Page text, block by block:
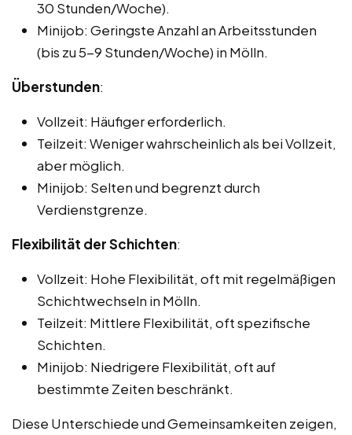
30 Stunden/Woche).
Minijob: Geringste Anzahl an Arbeitsstunden
(bis zu 5-9 Stunden/Woche) in Mölln.
Überstunden:
Vollzeit: Häufiger erforderlich.
Teilzeit: Weniger wahrscheinlich als bei Vollzeit,
aber möglich.
Minijob: Selten und begrenzt durch
Verdienstgrenze.
Flexibilität der Schichten:
Vollzeit: Hohe Flexibilität, oft mit regelmäßigen
Schichtwechseln in Mölln.
Teilzeit: Mittlere Flexibilität, oft spezifische
Schichten.
Minijob: Niedrigere Flexibilität, oft auf
bestimmte Zeiten beschränkt.
Diese Unterschiede und Gemeinsamkeiten zeigen,